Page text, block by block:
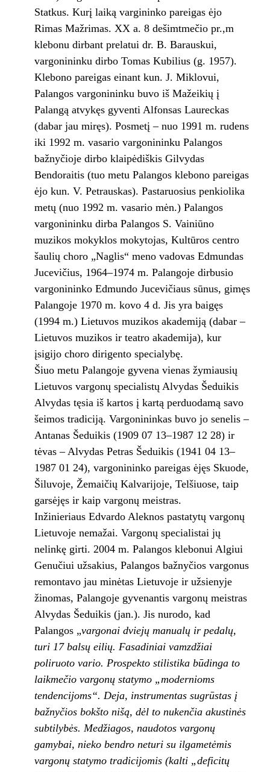
Statkus. Kurį laiką vargininko pareigas ėjo
Rimas Mažrimas. XX a. 8 dešimtmečio pr.,m
klebonu dirbant prelatui dr. B. Barauskui,
vargonininku dirbo Tomas Kubilius (g. 1957).
Klebono pareigas einant kun. J. Miklovui,
Palangos vargonininku buvo iš Mažeikių į
Palangą atvykęs gyventi Alfonsas Laureckas
(dabar jau miręs). Posmetį – nuo 1991 m. rudens
iki 1992 m. vasario vargonininku Palangos
bažnyčioje dirbo klaipėdiškis Gilvydas
Bendoraitis (tuo metu Palangos klebono pareigas
ėjo kun. V. Petrauskas). Pastaruosius penkiolika
metų (nuo 1992 m. vasario mėn.) Palangos
vargonininku dirba Palangos S. Vainiūno
muzikos mokyklos mokytojas, Kultūros centro
šaulių choro „Naglis“ meno vadovas Edmundas
Jucevičius, 1964–1974 m. Palangoje dirbusio
vargonininko Edmundo Jucevičiaus sūnus, gimęs
Palangoje 1970 m. kovo 4 d. Jis yra baigęs
(1994 m.) Lietuvos muzikos akademiją (dabar –
Lietuvos muzikos ir teatro akademija), kur
įsigijo choro dirigento specialybę.
Šiuo metu Palangoje gyvena vienas žymiausių
Lietuvos vargonų specialistų Alvydas Šeduikis
Alvydas tęsia iš kartos į kartą perduodamą savo
šeimos tradiciją. Vargonininkas buvo jo senelis –
Antanas Šeduikis (1909 07 13–1987 12 28) ir
tėvas – Alvydas Petras Šeduikis (1941 04 13–
1987 01 24), vargonininko pareigas ėjęs Skuode,
Šiluvoje, Žemaičių Kalvarijoje, Telšiuose, taip
garsėjęs ir kaip vargonų meistras.
Inžinieriaus Edvardo Aleknos pastatytų vargonų
Lietuvoje nemažai. Vargonų specialistai jų
nelinkę girti. 2004 m. Palangos klebonui Algiui
Genučiui užsakius, Palangos bažnyčios vargonus
remontavo jau minėtas Lietuvoje ir užsienyje
žinomas, Palangoje gyvenantis vargonų meistras
Alvydas Šeduikis (jan.). Jis nurodo, kad
Palangos „vargonai dviejų manualų ir pedalų,
turi 17 balsų eilių. Fasadiniai vamzdžiai
poliruoto vario. Prospekto stilistika būdinga to
laikmečio vargonų statymo „modernioms
tendencijoms“. Deja, instrumentas sugrūstas į
bažnyčios bokšto nišą, dėl to nukenčia akustinės
subtilybės. Medžiagos, naudotos vargonų
gamybai, nieko bendro neturi su ilgametėmis
vargonų statymo tradicijomis (kalti „deficitų